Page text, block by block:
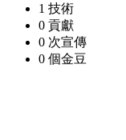
1 技術
0 貢獻
0 次宣傳
0 個金豆